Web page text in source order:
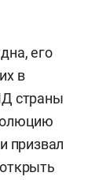
его
в
страны
призвал